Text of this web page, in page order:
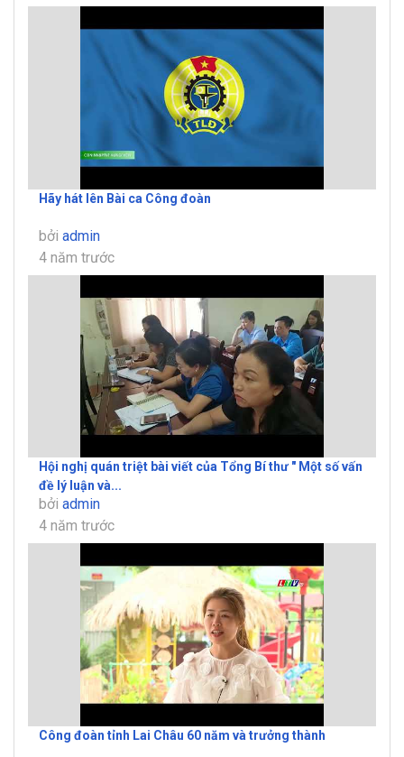
Hãy hát lên Bài ca Công đoàn
bởi admin
4 năm trước
Hội nghị quán triệt bài viết của Tổng Bí thư " Một số vấn
đề lý luận và...
bởi admin
4 năm trước
Công đoàn tỉnh Lai Châu 60 năm và trưởng thành